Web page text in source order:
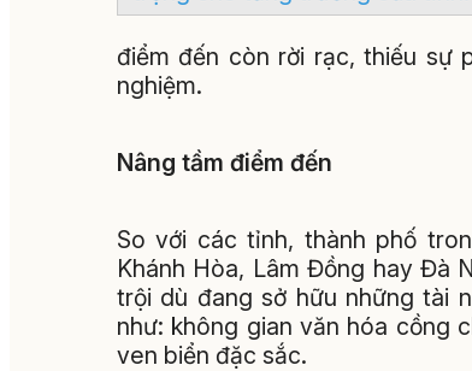
điểm đến còn rời rạc, thiếu sự
nghiệm.
Nâng tầm điểm đến
So với các tỉnh, thành phố
Khánh Hòa, Lâm Đồng hay Đà
trội dù đang sở hữu những tài
như: không gian văn hóa cồng
ven biển đặc sắc.